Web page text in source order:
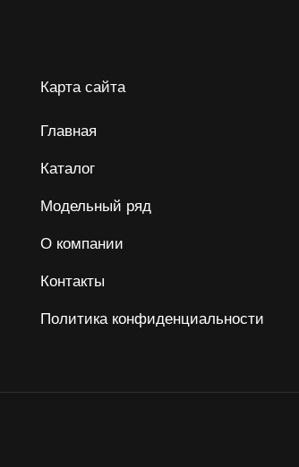
Карта сайта
Главная
Каталог
Модельный ряд
О компании
Контакты
Политика конфиденциальности